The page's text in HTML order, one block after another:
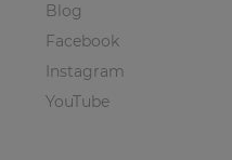
Blog
Facebook
Instagram
YouTube